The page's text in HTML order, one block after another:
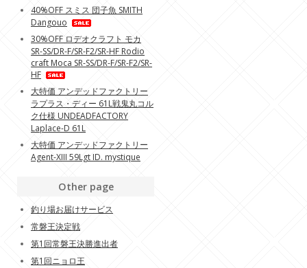
40%OFF スミス 団子魚 SMITH
Dangouo
30%OFF ロデオクラフト モカ
SR-SS/DR-F/SR-F2/SR-HF Rodio
craft Moca SR-SS/DR-F/SR-F2/SR-
HF
大特価 アンデッドファクトリー
ラプラス・ディー 61L戦鬼丸コル
ク仕様 UNDEADFACTORY
Laplace-D 61L
大特価 アンデッドファクトリー
Agent-XIII 59Lgt ID. mystique
Other page
釣り場お届けサービス
常磐王決定戦
第1回常磐王決勝進出者
第1回ニョロ王